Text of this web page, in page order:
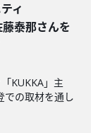
ィ
藤泰那さんを
KUKKA」主
での取材を通し